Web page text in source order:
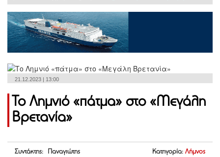
21.12.2023 | 13:00
Το Λημνιό «πάτμα» στο «Μεγάλη
Βρετανία»
Συντάκτης: Παναγιώτης
Κατηγορία: Λήμνος